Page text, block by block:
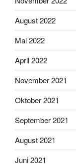
August 2022
Mai 2022
April 2022
November 2021
Oktober 2021
September 2021
August 2021
Juni 2021